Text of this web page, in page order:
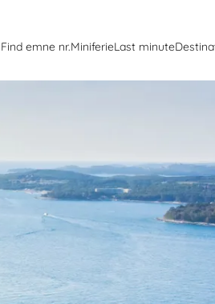
Find emne nr.MiniferieLast minute